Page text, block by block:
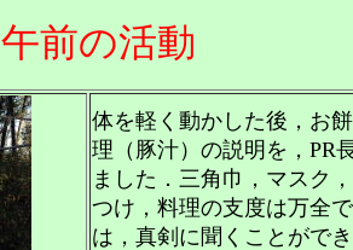
午前の活動
体を軽く動かした後，お
理（豚汁）の説明を，PR
ました．三角巾，マスク
つけ，料理の支度は万全
は，真剣に聞くことがで